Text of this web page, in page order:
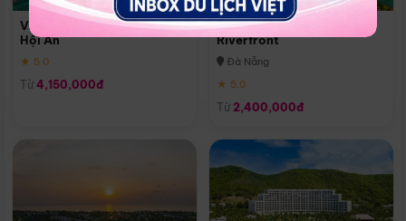
Vinpearl Resort & Golf Nam
Hội An
★ 5.0
Từ 4,150,000đ
Melia Vinpearl Danang
Riverfront
Đà Nẵng
★ 5.0
Từ 2,400,000đ